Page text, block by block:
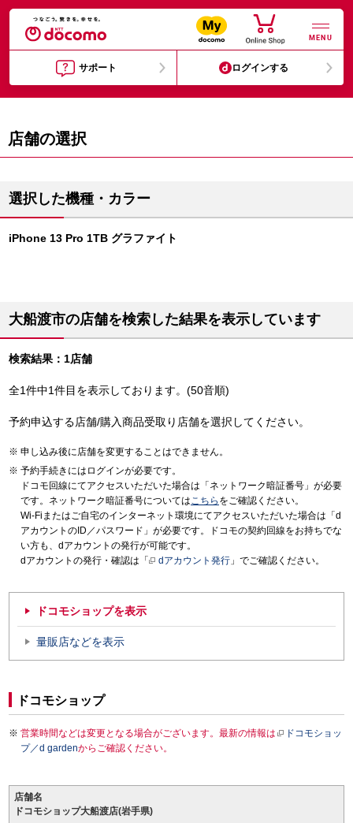
MENU
サポート ログインする
店舗の選択
選択した機種・カラー
iPhone 13 Pro 1TB グラファイト
大船渡市の店舗を検索した結果を表示しています
検索結果：1店舗
全1件中1件目を表示しております。(50音順)
予約申込する店舗/購入商品受取り店舗を選択してください。
申し込み後に店舗を変更することはできません。
予約手続きにはログインが必要です。
ドコモ回線にてアクセスいただいた場合は「ネットワーク暗証番号」が必要
です。ネットワーク暗証番号についてはこちら をご確認ください。
Wi-Fiまたはご自宅のインターネット環境にてアクセスいただいた場合は「d
アカウントのID／パスワード」が必要です。ドコモの契約回線をお持ちでな
い方も、dアカウントの発行が可能です。
dアカウントの発行・確認は「
dアカウント発行 」でご確認ください。
ドコモショップを表示
量販店などを表示
ドコモショップ
営業時間などは変更となる場合がございます。最新の情報は
ドコモショッ
プ／d gardenからご確認ください。
店舗名
ドコモショップ大船渡店(岩手県)